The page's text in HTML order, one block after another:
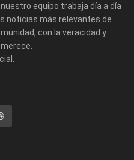
equipo trabaja día a día
noticias más relevantes de
con la veracidad y